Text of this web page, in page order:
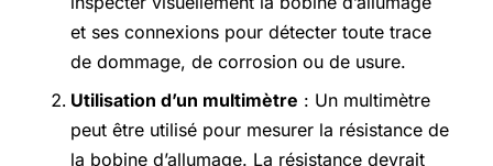
et ses connexions pour détecter toute trace
de dommage, de corrosion ou de usure.
Utilisation d’un multimètre : Un multimètre
peut être utilisé pour mesurer la résistance de
la bobine d’allumage. La résistance devrait